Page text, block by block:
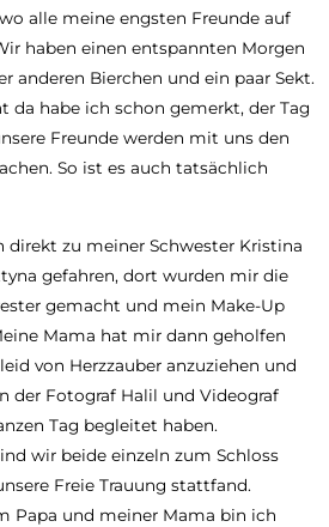
alle meine engsten Freunde auf
haben einen entspannten Morgen
anderen Bierchen und ein paar Sekt.
da habe ich schon gemerkt, der Tag
Freunde werden mit uns den
So ist es auch tatsächlich
direkt zu meiner Schwester Kristina
gefahren, dort wurden mir die
gemacht und mein Make-Up
Mama hat mir dann geholfen
von Herzzauber anzuziehen und
der Fotograf Halil und Videograf
Tag begleitet haben.
wir beide einzeln zum Schloss
Freie Trauung stattfand.
Papa und meiner Mama bin ich